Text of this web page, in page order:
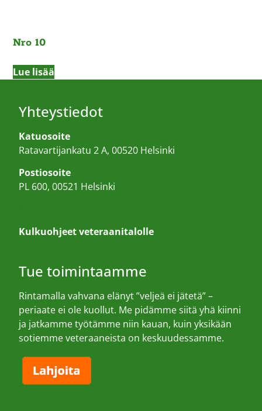
Nro 10
Lue lisää
Yhteystiedot
Katuosoite
Ratavartijankatu 2 A, 00520 Helsinki
Postiosoite
PL 600, 00521 Helsinki
Kulkuohjeet veteraanitalolle
Tue toimintaamme
Rintamalla vahvana elänyt ”veljeä ei jätetä” –
periaate ei ole kuollut. Me pidämme siitä yhä kiinni
ja jatkamme työtämme niin kauan, kuin yksikään
sotiemme veteraaneista on keskuudessamme.